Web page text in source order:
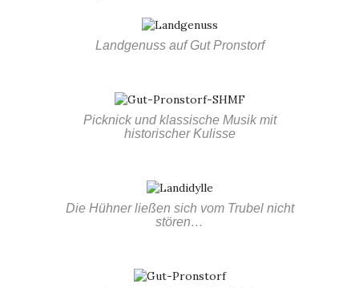
Landgenuss auf Gut Pronstorf
Picknick und klassische Musik mit
historischer Kulisse
Die Hühner ließen sich vom Trubel nicht
stören…